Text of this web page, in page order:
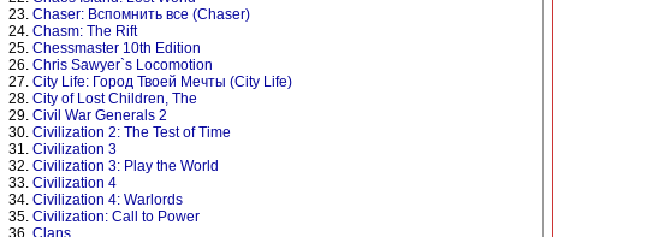
23. Chaser: Вспомнить все (Chaser)
24. Chasm: The Rift
25. Chessmaster 10th Edition
26. Chris Sawyer`s Locomotion
27. City Life: Город Твоей Мечты (City Life)
28. City of Lost Children, The
29. Civil War Generals 2
30. Civilization 2: The Test of Time
31. Civilization 3
32. Civilization 3: Play the World
33. Civilization 4
34. Civilization 4: Warlords
35. Civilization: Call to Power
36. Clans